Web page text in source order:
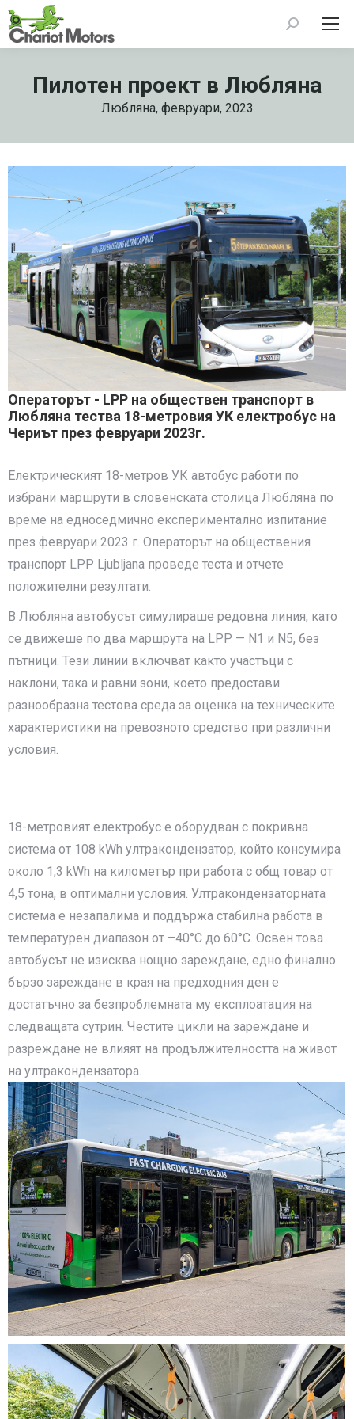
Search:
Пилотен проект в Любляна
Любляна, февруари, 2023
Операторът - LPP на обществен транспорт в
Любляна тества 18-метровия УК електробус на
Чериът през февруари 2023г.
Електрическият 18-метров УК автобус работи по
избрани маршрути в словенската столица Любляна по
време на едноседмично експериментално изпитание
през февруари 2023 г. Операторът на обществения
транспорт LPP Ljubljana проведе теста и отчете
положителни резултати.
В Любляна автобусът симулираше редовна линия, като
се движеше по два маршрута на LPP — N1 и N5, без
пътници. Тези линии включват както участъци с
наклони, така и равни зони, което предостави
разнообразна тестова среда за оценка на техническите
характеристики на превозното средство при различни
условия.
18-метровият електробус е оборудван с покривна
система от 108 kWh ултракондензатор, който консумира
около 1,3 kWh на километър при работа с общ товар от
4,5 тона, в оптимални условия. Ултракондензаторната
система е незапалима и поддържа стабилна работа в
температурен диапазон от –40°C до 60°C. Освен това
автобусът не изисква нощно зареждане, едно финално
бързо зареждане в края на предходния ден е
достатъчно за безпроблемната му експлоатация на
следващата сутрин. Честите цикли на зареждане и
разреждане не влияят на продължителността на живот
на ултракондензатора.